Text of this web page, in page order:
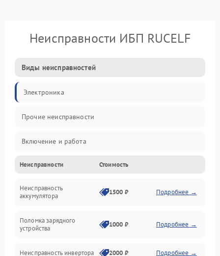
Неисправности ИБП RUCELF
Виды неисправностей
Электроника
Прочие неисправности
Включение и работа
Работа с нагрузкой
Звук и индикация
Неисправности Стоимость
Неисправность
аккумулятора
1500 ₽ Подробнее →
Поломка зарядного
устройства
1000 ₽ Подробнее →
Неисправность инвертора 2000 ₽ Подробнее →